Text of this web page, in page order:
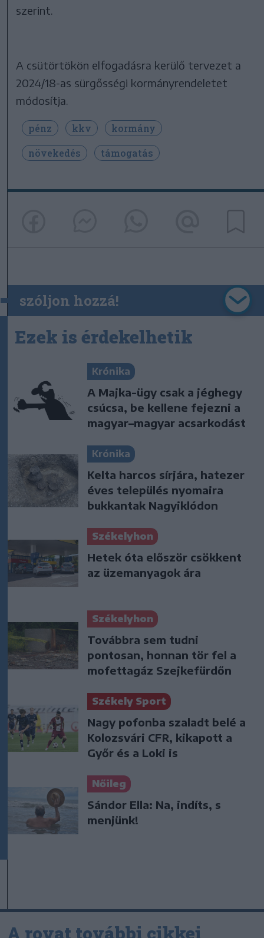
szerint.
A csütörtökön elfogadásra kerülő tervezet a
2024/18-as sürgősségi kormányrendeletet
módosítja.
pénz kkv
kormány
növekedés
támogatás
szóljon hozzá!
Ezek is érdekelhetik
Krónika
A Majka-ügy csak a jéghegy
csúcsa, be kellene fejezni a
magyar–magyar acsarkodást
Krónika
Kelta harcos sírjára, hatezer
éves település nyomaira
bukkantak Nagyiklódon
Székelyhon
Hetek óta először csökkent
az üzemanyagok ára
Székelyhon
Továbbra sem tudni
pontosan, honnan tör fel a
mofettagáz Szejkefürdőn
Székely Sport
Nagy pofonba szaladt belé a
Kolozsvári CFR, kikapott a
Győr és a Loki is
Nőileg
Sándor Ella: Na, indíts, s
menjünk!
A rovat további cikkei